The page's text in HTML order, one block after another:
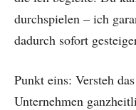
durchspielen – ich
dadurch sofort
Punkt eins: Versteh
Unternehmen